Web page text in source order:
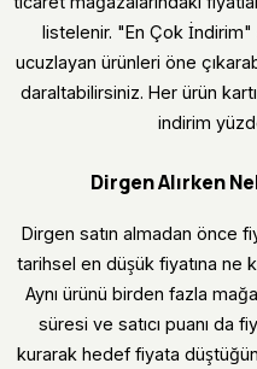
listelenir. "En Çok İndirim"
ucuzlayan ürünleri öne
daraltabilirsiniz. Her ürün
indirim
Dirgen Alırken
Dirgen satın almadan önce
tarihsel en düşük fiyatına ne
Aynı ürünü birden fazla
süresi ve satıcı puanı da
kurarak hedef fiyata